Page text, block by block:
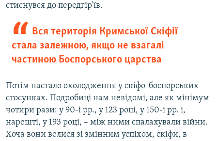
стиснувся до передгір'їв.
Вся територія Кримської Скіфії
стала залежною, якщо не взагалі
частиною Боспорського царства
Потім настало охолодження у скіфо-боспорських
стосунках. Подробиці нам невідомі, але як мінімум
чотири рази: у 90-і рр., у 123 році, у 150-і рр. і,
нарешті, у 193 році, – між ними спалахували війни.
Хоча вони велися зі змінним успіхом, скіфи, в